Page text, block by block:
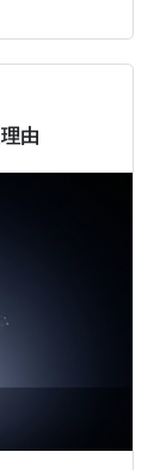
、地味に削
「買う・買
はない」――
される
すよ…
由